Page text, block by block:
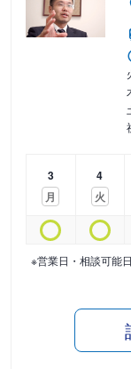
3
月
4
火
※営業日・相談可能